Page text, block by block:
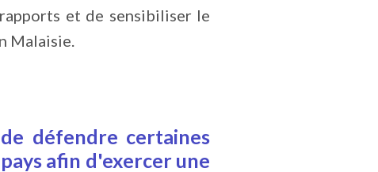
et de sensibiliser le
Malaisie.
défendre certaines
afin d'exercer une